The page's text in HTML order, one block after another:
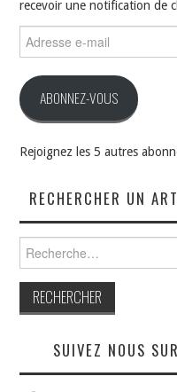
recevoir une notification de
e-
ABONNEZ-VOUS
Rejoignez les 5 autres
RECHERCHER UN
SUIVEZ NOUS